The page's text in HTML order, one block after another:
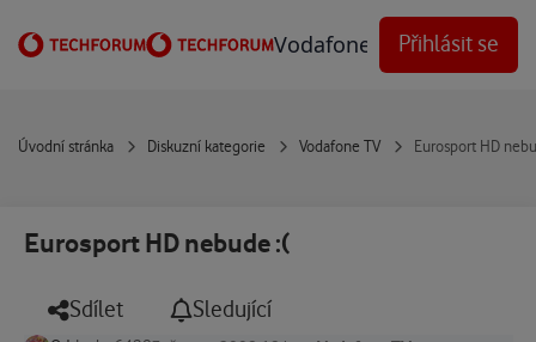
Vodafone Techforum
Přihlásit se
Úvodní stránka Diskuzní kategorie Vodafone TV Eurosport HD
Eurosport HD nebude :(
Sdílet Sledující